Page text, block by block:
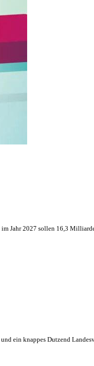
Jahr 2027 sollen 16,3
ein knappes Dutzend